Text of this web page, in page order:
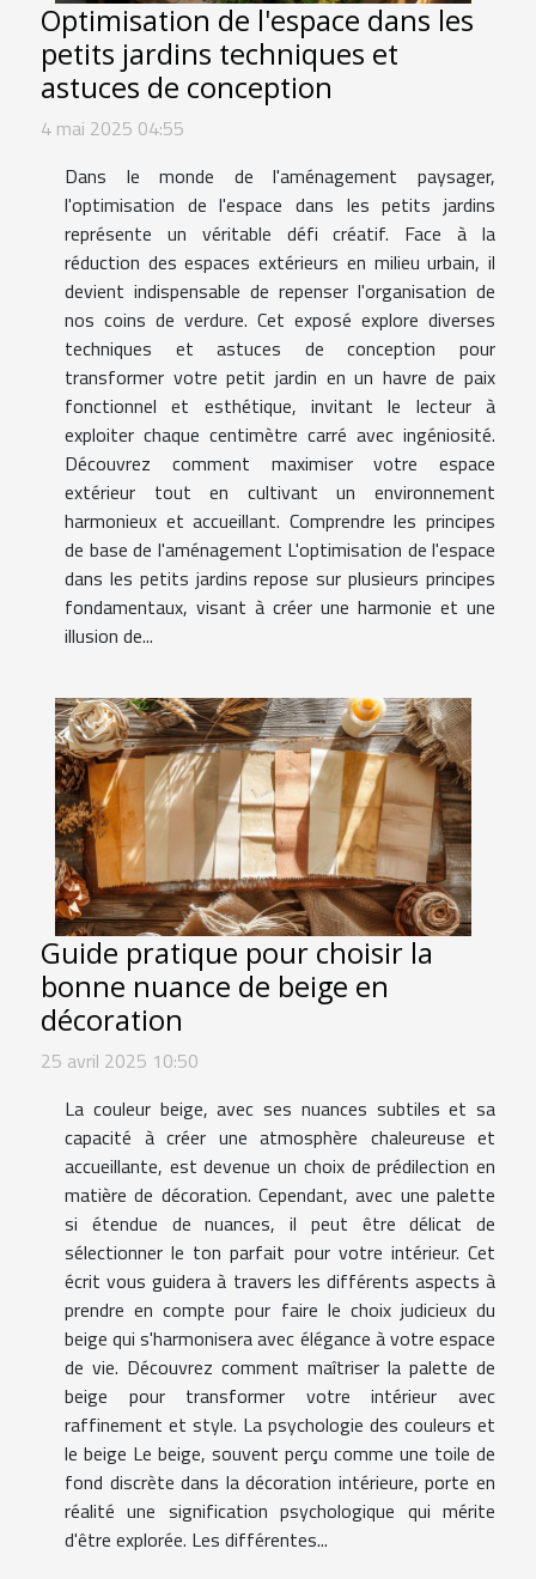
Optimisation de l'espace dans les
petits jardins techniques et
astuces de conception
4 mai 2025 04:55
Dans le monde de l'aménagement paysager,
l'optimisation de l'espace dans les petits jardins
représente un véritable défi créatif. Face à la
réduction des espaces extérieurs en milieu urbain, il
devient indispensable de repenser l'organisation de
nos coins de verdure. Cet exposé explore diverses
techniques et astuces de conception pour
transformer votre petit jardin en un havre de paix
fonctionnel et esthétique, invitant le lecteur à
exploiter chaque centimètre carré avec ingéniosité.
Découvrez comment maximiser votre espace
extérieur tout en cultivant un environnement
harmonieux et accueillant. Comprendre les principes
de base de l'aménagement L'optimisation de l'espace
dans les petits jardins repose sur plusieurs principes
fondamentaux, visant à créer une harmonie et une
illusion de...
Guide pratique pour choisir la
bonne nuance de beige en
décoration
25 avril 2025 10:50
La couleur beige, avec ses nuances subtiles et sa
capacité à créer une atmosphère chaleureuse et
accueillante, est devenue un choix de prédilection en
matière de décoration. Cependant, avec une palette
si étendue de nuances, il peut être délicat de
sélectionner le ton parfait pour votre intérieur. Cet
écrit vous guidera à travers les différents aspects à
prendre en compte pour faire le choix judicieux du
beige qui s'harmonisera avec élégance à votre espace
de vie. Découvrez comment maîtriser la palette de
beige pour transformer votre intérieur avec
raffinement et style. La psychologie des couleurs et
le beige Le beige, souvent perçu comme une toile de
fond discrète dans la décoration intérieure, porte en
réalité une signification psychologique qui mérite
d'être explorée. Les différentes...